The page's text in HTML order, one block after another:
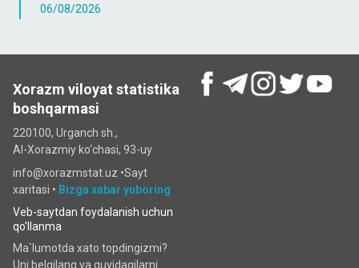
06/08/2026
Xorazm viloyat statistika
boshqarmasi
220100, Urganch sh.,
Al-Xorazmiy ko‘chаsi, 93-uy
info@xorazmstat.uz •Sayt
xaritasi • Bizga xabar yuboring
Veb-saytdan foydalanish uchun
qo'llanma
Ma`lumotda xato topdingizmi?
Uni belgilang va quyidagilarni